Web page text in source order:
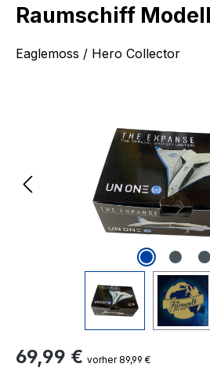
Raumschiff
Eaglemoss / Hero Collector
Regulärer Preis:
69,99 € vorher 89,99 €